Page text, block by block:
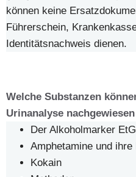
können keine
Führerschein,
Identitätsnachweis dienen.
Welche Substanzen
Urinanalyse
Der Alkoholmarker
Amphetamine und ihre
Kokain